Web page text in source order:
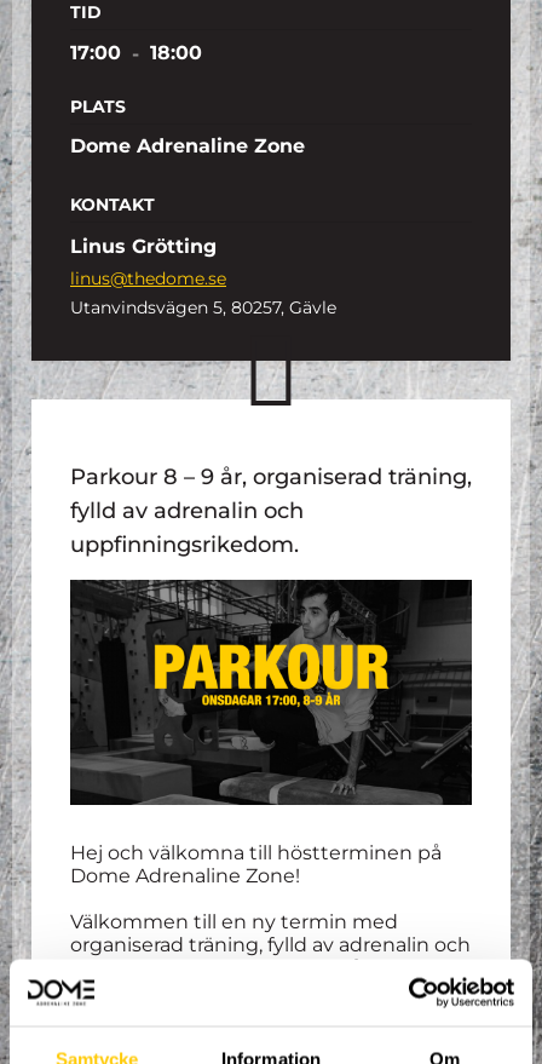
Samtycke Information Om
TID
17:00 - 18:00
PLATS
Dome Adrenaline Zone
KONTAKT
Linus Grötting
linus@thedome.se
Utanvindsvägen 5, 80257, Gävle
Parkour 8 – 9 år, organiserad träning,
fylld av adrenalin och
uppfinningsrikedom.
Hej och välkomna till höstterminen på
Dome Adrenaline Zone!
Välkommen till en ny termin med
organiserad träning, fylld av adrenalin och
parkour, freerunning och tricking i